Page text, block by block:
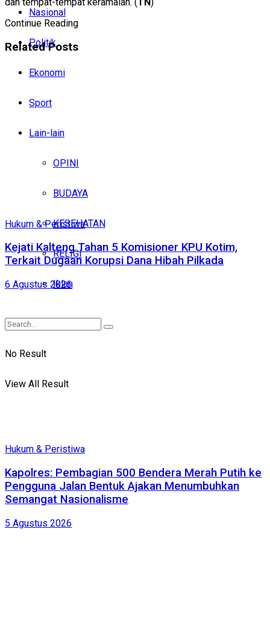
Nasional
Politik
Ekonomi
Sport
Lain-lain
OPINI
BUDAYA
KESEHATAN
RELIGI
Iklan
No Result
View All Result
Continue Reading
RelatedPosts
Hukum & Peristiwa
Kejati Kalteng Tahan 5 Komisioner KPU Kotim,
Terkait Dugaan Korupsi Dana Hibah Pilkada
6 Agustus 2026
Hukum & Peristiwa
Kapolres: Pembagian 500 Bendera Merah Putih ke
Pengguna Jalan Bentuk Ajakan Menumbuhkan
Semangat Nasionalisme
5 Agustus 2026